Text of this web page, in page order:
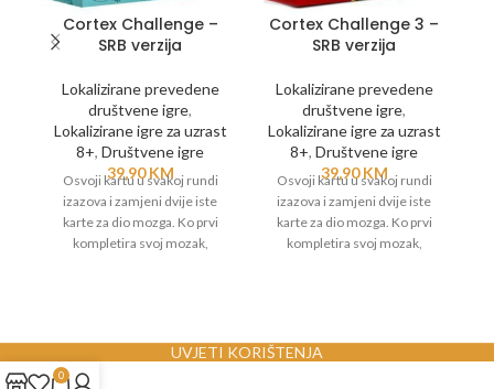
Cortex Challenge –
SRB verzija
Lokalizirane prevedene
društvene igre,
Lokalizirane igre za uzrast
8+, Društvene igre
39,90KM
Osvoji kartu u svakoj rundi
izazova i zamjeni dvije iste
karte za dio mozga. Ko prvi
kompletira svoj mozak,
Cortex Challenge 3 –
SRB verzija
Lokalizirane prevedene
društvene igre,
Lokalizirane igre za uzrast
8+, Društvene igre
39,90KM
Osvoji kartu u svakoj rundi
izazova i zamjeni dvije iste
karte za dio mozga. Ko prvi
kompletira svoj mozak,
UVJETI KORIŠTENJA
0